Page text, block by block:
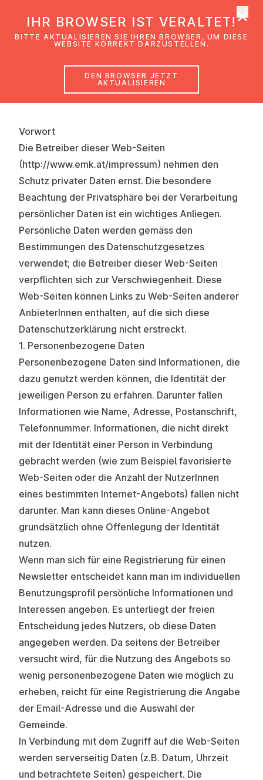
Da­ten­schutz­er­klä­rung
Vorwort
Die Betreiber dieser Web-Seiten
(http://www.emk.at/impressum) nehmen den
Schutz privater Daten ernst. Die besondere
Beachtung der Privatsphäre bei der Verarbeitung
persönlicher Daten ist ein wichtiges Anliegen.
Persönliche Daten werden gemäss den
Bestimmungen des Datenschutzgesetzes
verwendet; die Betreiber dieser Web-Seiten
verpflichten sich zur Verschwiegenheit. Diese
Web-Seiten können Links zu Web-Seiten anderer
AnbieterInnen enthalten, auf die sich diese
Datenschutzerklärung nicht erstreckt.
1. Personenbezogene Daten
Personenbezogene Daten sind Informationen, die
dazu genutzt werden können, die Identität der
jeweiligen Person zu erfahren. Darunter fallen
Informationen wie Name, Adresse, Postanschrift,
Telefonnummer. Informationen, die nicht direkt
mit der Identität einer Person in Verbindung
gebracht werden (wie zum Beispiel favorisierte
Web-Seiten oder die Anzahl der NutzerInnen
eines bestimmten Internet-Angebots) fallen nicht
darunter. Man kann dieses Online-Angebot
grundsätzlich ohne Offenlegung der Identität
nutzen.
Wenn man sich für eine Registrierung für einen
Newsletter entscheidet kann man im individuellen
Benutzungsprofil persönliche Informationen und
Interessen angeben. Es unterliegt der freien
Entscheidung jedes Nutzers, ob diese Daten
angegeben werden. Da seitens der Betreiber
versucht wird, für die Nutzung des Angebots so
wenig personenbezogene Daten wie möglich zu
erheben, reicht für eine Registrierung die Angabe
der Email-Adresse und die Auswahl der
Gemeinde.
In Verbindung mit dem Zugriff auf die Web-Seiten
werden serverseitig Daten (z.B. Datum, Uhrzeit
und betrachtete Seiten) gespeichert. Die
IHR BROWSER IST VERALTET!
BITTE AKTUALISIEREN SIE IHREN BROWSER, UM DIESE
WEBSITE KORREKT DARZUSTELLEN.
DEN BROWSER JETZT
AKTUALISIEREN
×